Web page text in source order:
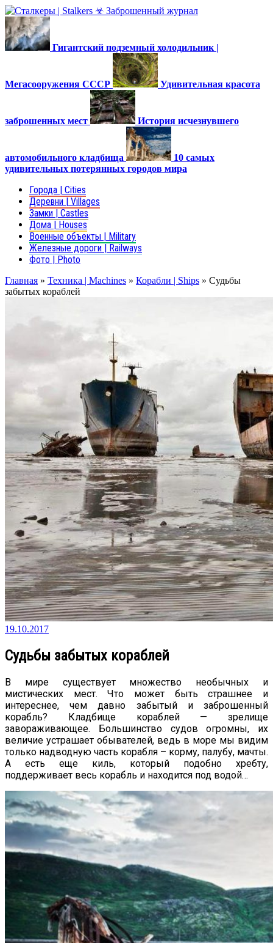
Гигантский подземный холодильник |
Мегасооружения СССР Удивительная красота
заброшенных мест История исчезнувшего
автомобильного кладбища
10 самых
удивительных потерянных городов мира
Города | Cities
Деревни | Villages
Замки | Castles
Дома | Houses
Военные объекты | Military
Железные дороги | Railways
Фото | Photo
Главная » Техника | Machines » Корабли | Ships » Судьбы
забытых кораблей
19.10.2017
Судьбы забытых кораблей
В мире существует множество необычных и
мистических мест. Что может быть страшнее и
интереснее, чем давно забытый и заброшенный
корабль? Кладбище кораблей — зрелище
завораживающее. Большинство судов огромны, их
величие устрашает обывателей, ведь в море мы видим
только надводную часть корабля – корму, палубу, мачты.
А есть еще киль, который подобно хребту,
поддерживает весь корабль и находится под водой…